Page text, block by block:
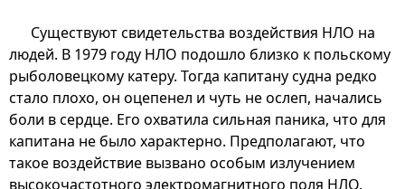
Существуют свидетельства воздействия НЛО на
людей. В 1979 году НЛО подошло близко к польскому
рыболовецкому катеру. Тогда капитану судна редко
стало плохо, он оцепенел и чуть не ослеп, начались
боли в сердце. Его охватила сильная паника, что для
капитана не было характерно. Предполагают, что
такое воздействие вызвано особым излучением
высокочастотного электромагнитного поля НЛО.